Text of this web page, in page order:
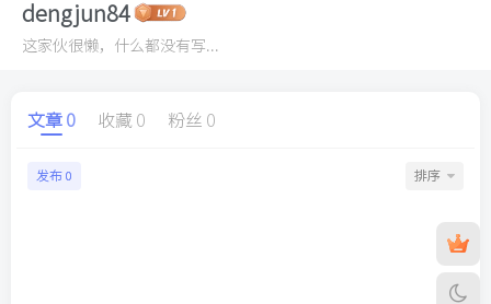
dengjun84
这家伙很懒，什么都没有写...
文章 0 收藏 0 粉丝 0
发布 0 排序